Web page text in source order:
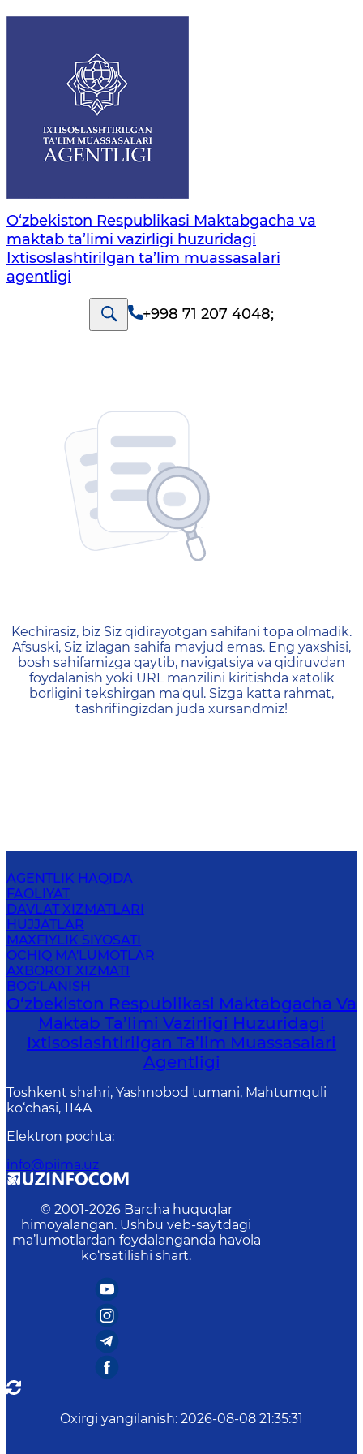
O‘zbekiston Respublikasi Maktabgacha va
maktab ta’limi vazirligi huzuridagi
Ixtisoslashtirilgan ta’lim muassasalari
agentligi
+998 71 207 4048;
404 — Страница не
Kechirasiz, biz Siz qidirayotgan sahifani topa olmadik.
Afsuski, Siz izlagan sahifa mavjud emas. Eng yaxshisi,
bosh sahifamizga qaytib, navigatsiya va qidiruvdan
foydalanish yoki URL manzilini kiritishda xatolik
borligini tekshirgan ma'qul. Sizga katta rahmat,
tashrifingizdan juda xursandmiz!
AGENTLIK HAQIDA
FAOLIYAT
DAVLAT XIZMATLARI
HUJJATLAR
MAXFIYLIK SIYOSATI
OCHIQ MA'LUMOTLAR
AXBOROT XIZMATI
BOG‘LANISH
O‘zbekiston Respublikasi Maktabgacha Va
Maktab Ta’limi Vazirligi Huzuridagi
Ixtisoslashtirilgan Ta’lim Muassasalari
Agentligi
Toshkent shahri, Yashnobod tumani, Mahtumquli
ko‘chasi, 114A
Elektron pochta:
info@piima.uz
© 2001-2026 Barcha huquqlar
himoyalangan. Ushbu veb-saytdagi
ma’lumotlardan foydalanganda havola
ko‘rsatilishi shart.
Oxirgi yangilanish: 2026-08-08 21:35:31